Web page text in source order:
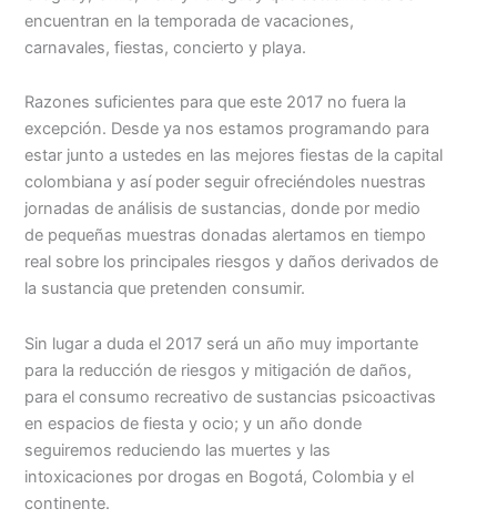
encuentran en la temporada de vacaciones,
carnavales, fiestas, concierto y playa.
Razones suficientes para que este 2017 no fuera la
excepción. Desde ya nos estamos programando para
estar junto a ustedes en las mejores fiestas de la capital
colombiana y así poder seguir ofreciéndoles nuestras
jornadas de análisis de sustancias, donde por medio
de pequeñas muestras donadas alertamos en tiempo
real sobre los principales riesgos y daños derivados de
la sustancia que pretenden consumir.
Sin lugar a duda el 2017 será un año muy importante
para la reducción de riesgos y mitigación de daños,
para el consumo recreativo de sustancias psicoactivas
en espacios de fiesta y ocio; y un año donde
seguiremos reduciendo las muertes y las
intoxicaciones por drogas en Bogotá, Colombia y el
continente.